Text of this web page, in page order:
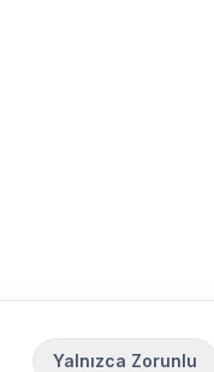
Yalnızca Zorunlu